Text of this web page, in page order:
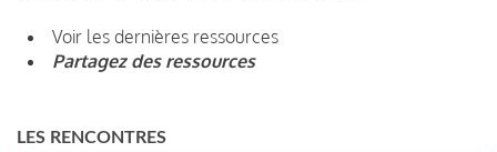
Voir les dernières ressources
Partagez des ressources
LES RENCONTRES